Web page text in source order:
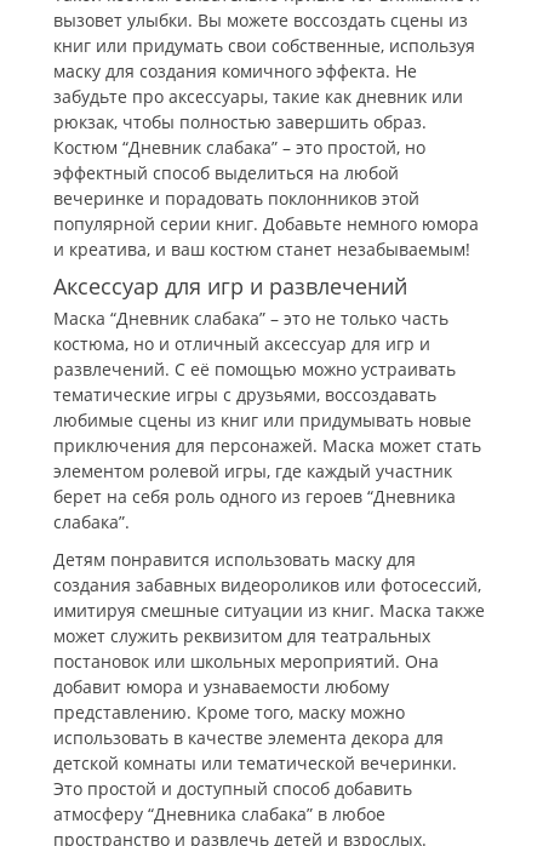
вызовет улыбки. Вы можете воссоздать сцены из
книг или придумать свои собственные, используя
маску для создания комичного эффекта. Не
забудьте про аксессуары, такие как дневник или
рюкзак, чтобы полностью завершить образ.
Костюм “Дневник слабака” – это простой, но
эффектный способ выделиться на любой
вечеринке и порадовать поклонников этой
популярной серии книг. Добавьте немного юмора
и креатива, и ваш костюм станет незабываемым!
Аксессуар для игр и развлечений
Маска “Дневник слабака” – это не только часть
костюма, но и отличный аксессуар для игр и
развлечений. С её помощью можно устраивать
тематические игры с друзьями, воссоздавать
любимые сцены из книг или придумывать новые
приключения для персонажей. Маска может стать
элементом ролевой игры, где каждый участник
берет на себя роль одного из героев “Дневника
слабака”.
Детям понравится использовать маску для
создания забавных видеороликов или фотосессий,
имитируя смешные ситуации из книг. Маска также
может служить реквизитом для театральных
постановок или школьных мероприятий. Она
добавит юмора и узнаваемости любому
представлению. Кроме того, маску можно
использовать в качестве элемента декора для
детской комнаты или тематической вечеринки.
Это простой и доступный способ добавить
атмосферу “Дневника слабака” в любое
пространство и развлечь детей и взрослых.